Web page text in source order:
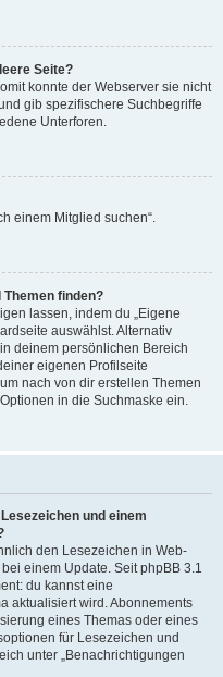
Seite?
konnte der Webserver sie nicht
gib spezifischere Suchbegriffe
Unterforen.
einem Mitglied suchen“.
finden?
lassen, indem du „Eigene
auswählst. Alternativ
deinem persönlichen Bereich
eigenen Profilseite
nach von dir erstellen Themen
in die Suchmaske ein.
und einem
den Lesezeichen in Web-
einem Update. Seit phpBB 3.1
du kannst eine
aktualisiert wird. Abonnements
eines Themas oder eines
für Lesezeichen und
unter „Benachrichtigungen